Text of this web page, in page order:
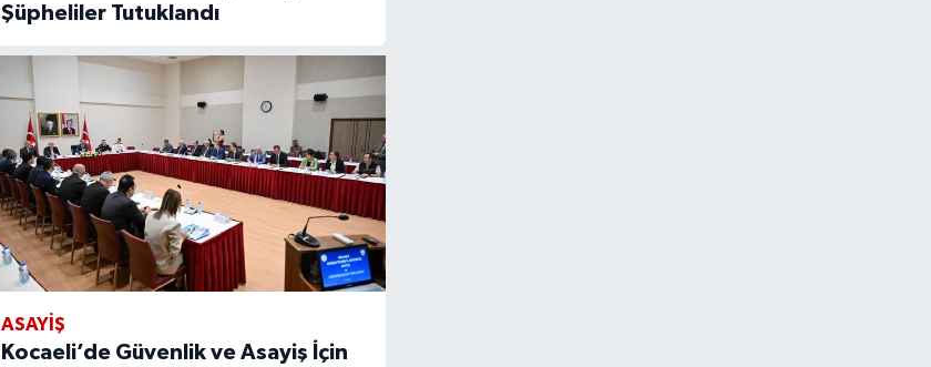
Şüpheliler Tutuklandı
ASAYİŞ
Kocaeli’de Güvenlik ve Asayiş İçin